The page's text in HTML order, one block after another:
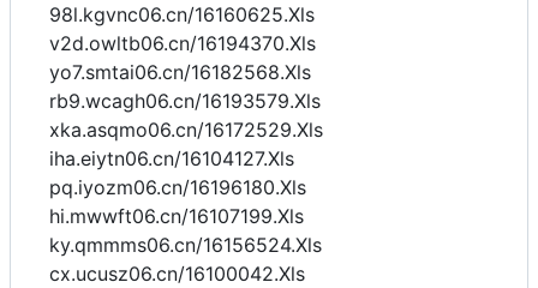
98l.kgvnc06.cn/16160625.Xls
v2d.owltb06.cn/16194370.Xls
yo7.smtai06.cn/16182568.Xls
rb9.wcagh06.cn/16193579.Xls
xka.asqmo06.cn/16172529.Xls
iha.eiytn06.cn/16104127.Xls
pq.iyozm06.cn/16196180.Xls
hi.mwwft06.cn/16107199.Xls
ky.qmmms06.cn/16156524.Xls
cx.ucusz06.cn/16100042.Xls